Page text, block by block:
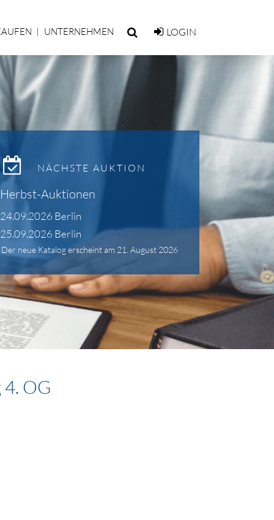
UNTERNEHMEN LOGIN
NÄCHSTE AUKTION
Herbst-Auktionen
24.09.2026 Berlin
25.09.2026 Berlin
Der neue Katalog erscheint am 21. August 2026
OG